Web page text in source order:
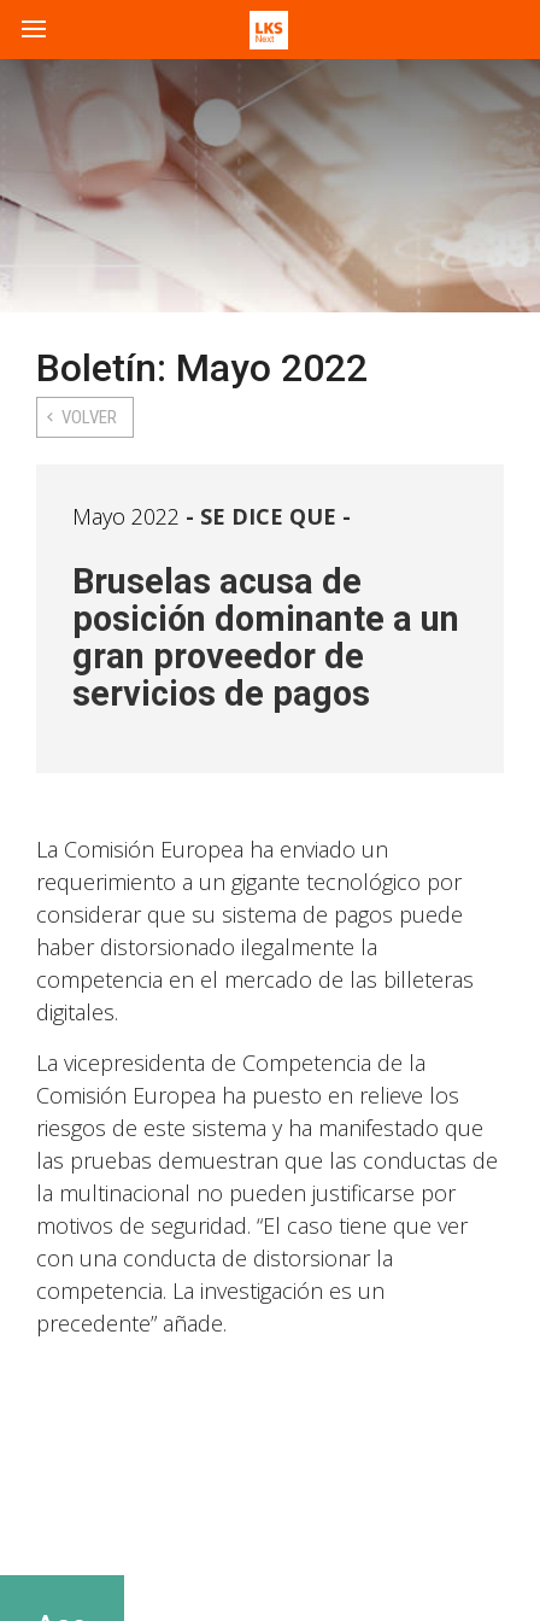
Boletín: Mayo 2022
VOLVER
Mayo 2022 SE DICE QUE -
Bruselas acusa de
posición dominante a un
gran proveedor de
servicios de pagos
La Comisión Europea ha enviado un
requerimiento a un gigante tecnológico por
considerar que su sistema de pagos puede
haber distorsionado ilegalmente la
competencia en el mercado de las billeteras
digitales.
La vicepresidenta de Competencia de la
Comisión Europea ha puesto en relieve los
riesgos de este sistema y ha manifestado que
las pruebas demuestran que las conductas de
la multinacional no pueden justificarse por
motivos de seguridad. “El caso tiene que ver
con una conducta de distorsionar la
competencia. La investigación es un
precedente” añade.